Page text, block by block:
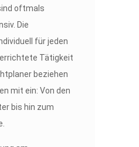
oftmals
Die
für jeden
Tätigkeit
beziehen
mit ein: Von den
bis hin zum